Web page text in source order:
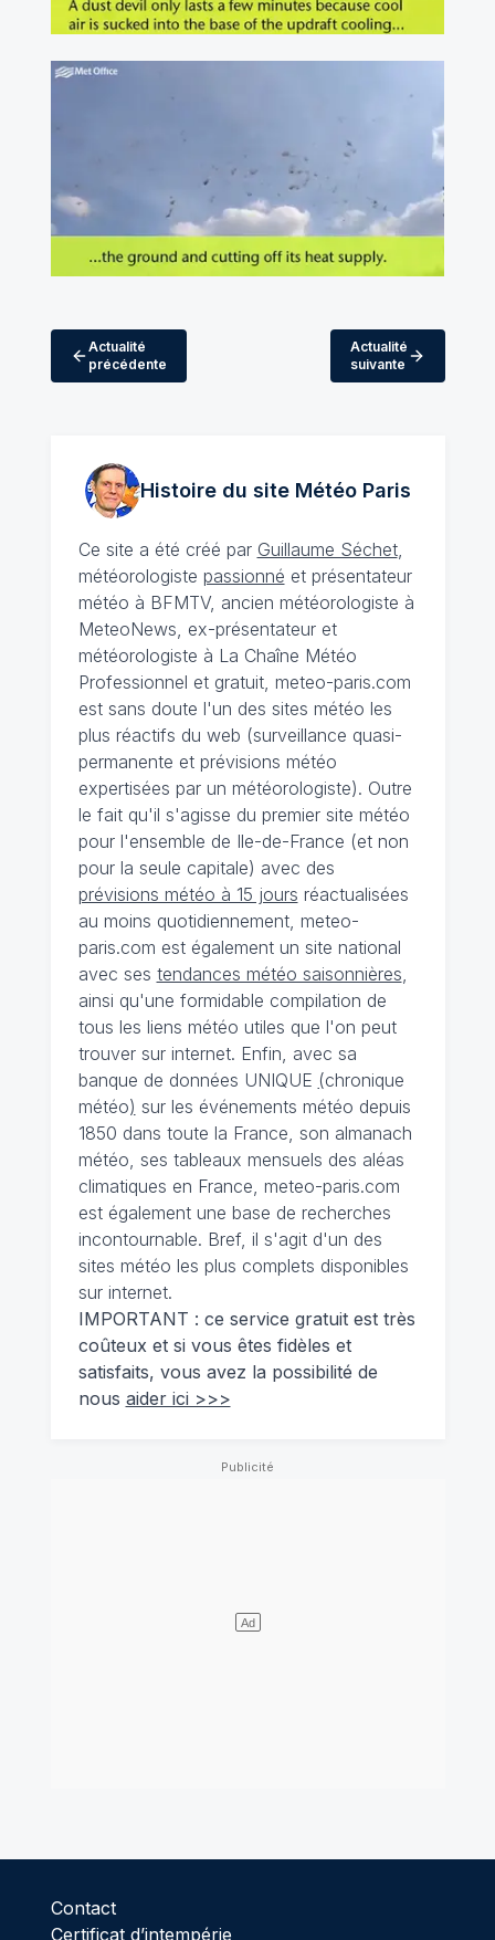
Actualité
précédente
Actualité
suivante
Histoire du site MétéoParis
Ce site a été créé par Guillaume Séchet,
météorologiste passionné et présentateur
météo à BFMTV, ancien météorologiste à
MeteoNews, ex-présentateur et
météorologiste à La Chaîne Météo
Professionnel et gratuit, meteo-paris.com
est sans doute l'un des sites météo les
plus réactifs du web (surveillance quasi-
permanente et prévisions météo
expertisées par un météorologiste). Outre
le fait qu'il s'agisse du premier site météo
pour l'ensemble de Ile-de-France (et non
pour la seule capitale) avec des
prévisions météo à 15 jours réactualisées
au moins quotidiennement, meteo-
paris.com est également un site national
avec ses tendances météo saisonnières
ainsi qu'une formidable compilation de
tous les liens météo utiles que l'on peut
trouver sur internet. Enfin, avec sa
banque de données UNIQUE (chronique
météo) sur les événements météo depuis
1850 dans toute la France, son almanach
météo, ses tableaux mensuels des aléas
climatiques en France, meteo-paris.com
est également une base de recherches
incontournable. Bref, il s'agit d'un des
sites météo les plus complets disponibles
sur internet.
IMPORTANT : ce service gratuit est très
coûteux et si vous êtes fidèles et
satisfaits, vous avez la possibilité de
nous aider ici >>>
Contact
Certificat d’intempérie